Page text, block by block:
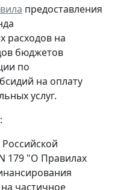
предоставления
расходов на
бюджетов
по
на оплату
услуг.
179 "О Правилах
частичное